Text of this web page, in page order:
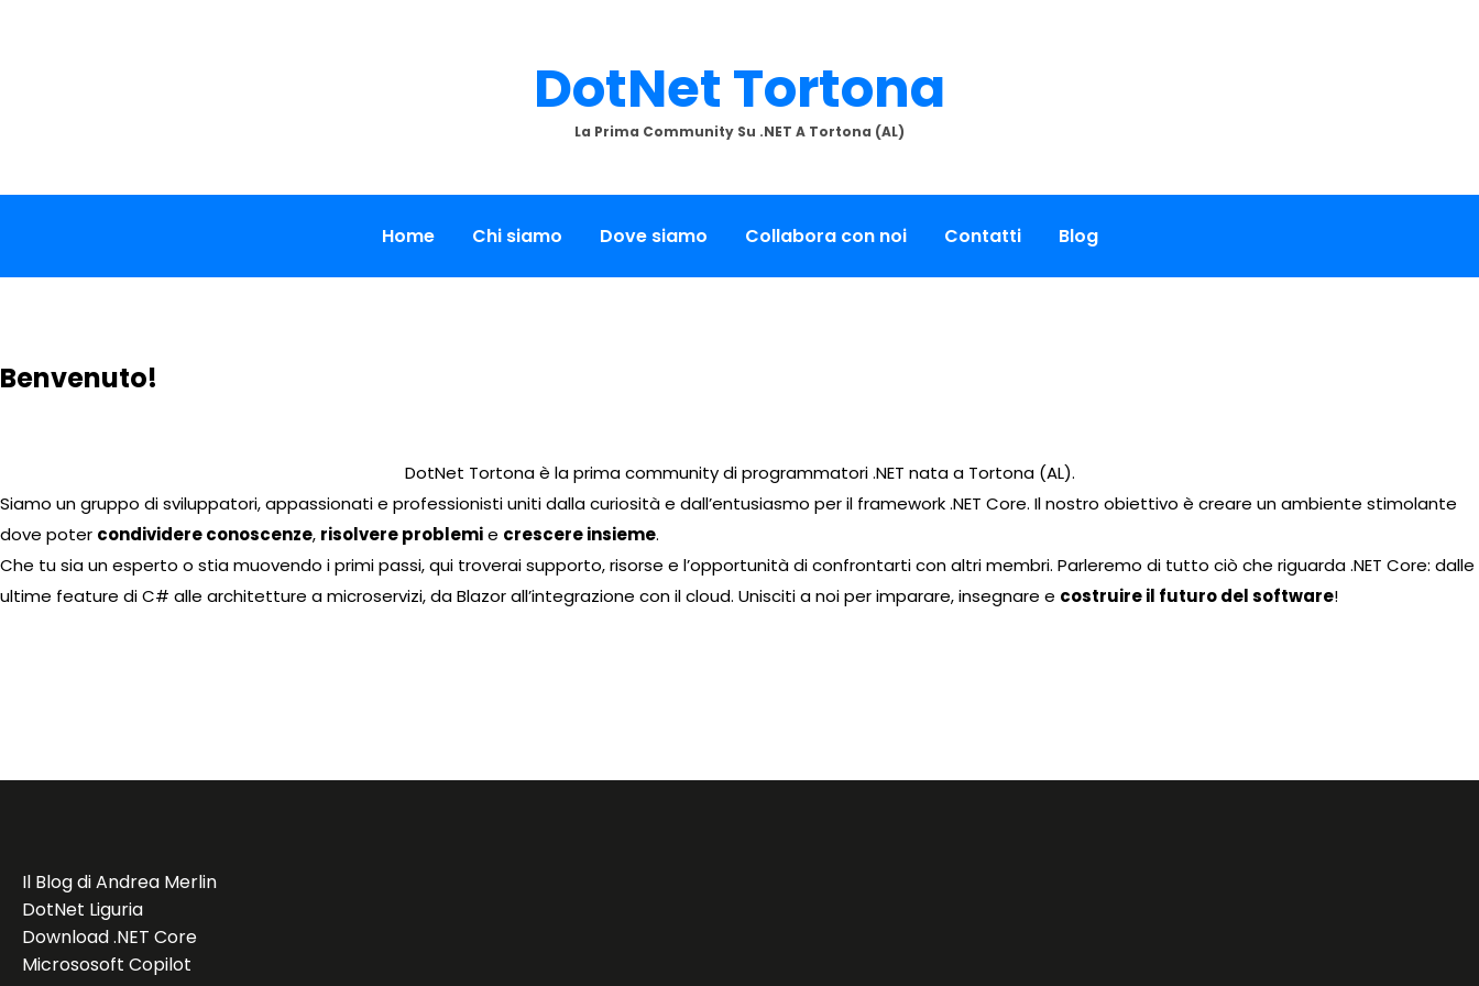
DotNet Tortona
La Prima Community Su .NET A Tortona (AL)
Home Chi siamo Dove siamo Collabora con noi Contatti Blog
Benvenuto!
DotNet Tortona è la prima community di programmatori .NET nata a Tortona (AL).
Siamo un gruppo di sviluppatori, appassionati e professionisti uniti dalla curiosità e dall’entusiasmo per il framework .NET Core. Il nostro obiettivo è creare un ambiente stimolante
dove poter condividere conoscenze, risolvere problemie crescere insieme.
Che tu sia un esperto o stia muovendo i primi passi, qui troverai supporto, risorse e l’opportunità di confrontarti con altri membri. Parleremo di tutto ciò che riguarda .NET Core: dalle
ultime feature di C# alle architetture a microservizi, da Blazor all’integrazione con il cloud. Unisciti a noi per imparare, insegnare e costruire il futuro del software!
Il Blog di Andrea Merlin
DotNet Liguria
Download .NET Core
Micrososoft Copilot